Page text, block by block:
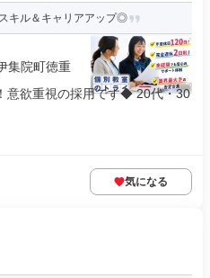
キル＆キャリアアップ◎
集院町徳重
意欲重視の採用です◆ 20代・30
気になる